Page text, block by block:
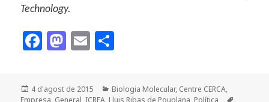
Technology.
F M
to
E
m
Publicat
el
4 d'agost de 2015 Categories
Biologia Molecular, Centre CERCA,
Empresa General ICREA Lluis Ribas de Pouplana Política